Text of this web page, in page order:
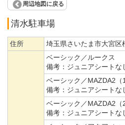
周辺地図に戻る
清水駐車場
住所 埼玉県さいたま市大宮区
ベーシック／ルークス
備考： ジュニアシートな
ベーシック／MAZDA2（1
備考： ジュニアシートな
ベーシック／MAZDA2（2
備考： ジュニアシートな